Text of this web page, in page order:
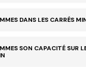
DANS LES CARRÉS
SON CAPACITÉ SUR